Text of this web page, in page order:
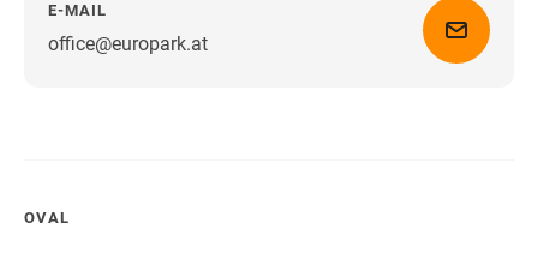
E-MAIL
office@europark.atWegbeschreibung erhalten
OVAL